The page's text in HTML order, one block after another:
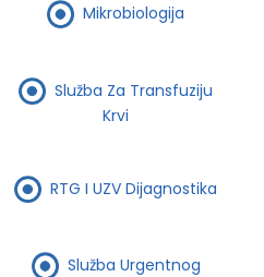
Mikrobiologija
Služba Za Transfuziju
Krvi
RTG I UZV Dijagnostika
Služba Urgentnog